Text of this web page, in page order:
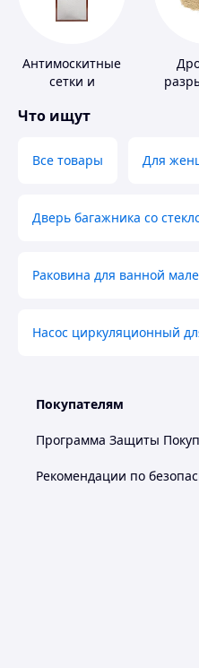
Антимоскитные
сетки и
к ним
Что ищут
Все товары Для
Дверь багажника со
Раковина для ванной
Насос циркуляционный
Покупателям
Программа Защиты
Рекомендации по